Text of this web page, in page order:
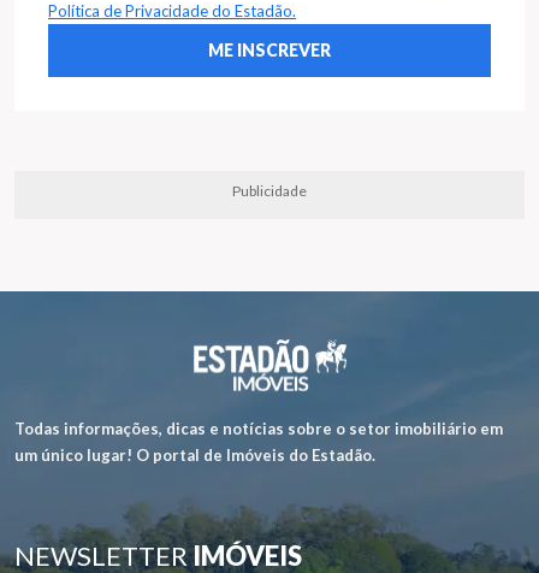
Política de Privacidade do Estadão.
Publicidade
Todas informações, dicas e notícias sobre o setor imobiliário em
um único lugar! O portal de Imóveis do Estadão.
NEWSLETTERIMÓVEIS